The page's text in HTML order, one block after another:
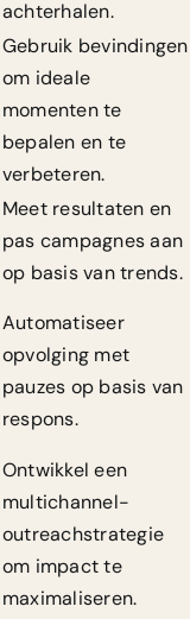
achterhalen.
Gebruik bevindingen
om ideale
momenten te
bepalen en te
verbeteren.
Meet resultaten en
pas campagnes aan
op basis van trends.
Automatiseer
opvolging met
pauzes op basis van
respons.
Ontwikkel een
multichannel-
outreachstrategie
om impact te
maximaliseren.